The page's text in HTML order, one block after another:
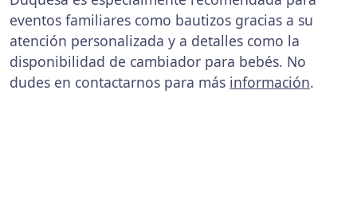
eventos familiares como bautizos gracias a su
atención personalizada y a detalles como la
disponibilidad de cambiador para bebés. No
dudes en contactarnos para más información.